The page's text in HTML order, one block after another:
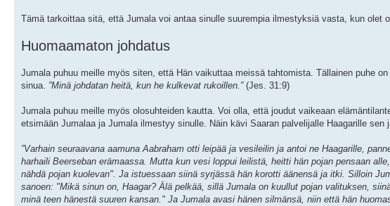
Tämä tarkoittaa sitä, että Jumala voi antaa sinulle suurempia ilmestyksiä vasta, kun olet
Huomaamaton johdatus
Jumala puhuu meille myös siten, että Hän vaikuttaa meissä tahtomista. Tällainen puhe
sinua. ”Minä johdatan heitä, kun he kulkevat rukoillen.”(Jes. 31:9)
Jumala puhuu meille myös olosuhteiden kautta. Voi olla, että joudut vaikeaan
etsimään Jumalaa ja Jumala ilmestyy sinulle. Näin kävi Saaran palvelijalle Haagarille
”Varhain seuraavana aamuna Aabraham otti leipää ja vesileilin ja antoi ne Haagarille,
harhaili Beerseban erämaassa. Mutta kun vesi loppui leilistä, heitti hän pojan pensaan
nähdä pojan kuolevan". Ja istuessaan siinä syrjässä hän korotti äänensä ja itki. Silloin
sanoen: "Mikä sinun on, Haagar? Älä pelkää, sillä Jumala on kuullut pojan valituksen,
minä teen hänestä suuren kansan." Ja Jumala avasi hänen silmänsä, niin että hän